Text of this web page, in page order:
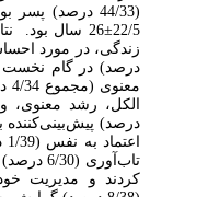
(44/33 درصد) پسر
22/5±26 سال
درصد) در گام نخست
درصد) پیش‌بینی‌کننده
تاب‌آوری (6/